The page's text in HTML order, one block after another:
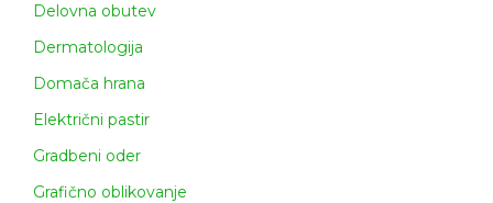
Delovna obutev
Dermatologija
Domača hrana
Električni pastir
Gradbeni oder
Grafično oblikovanje